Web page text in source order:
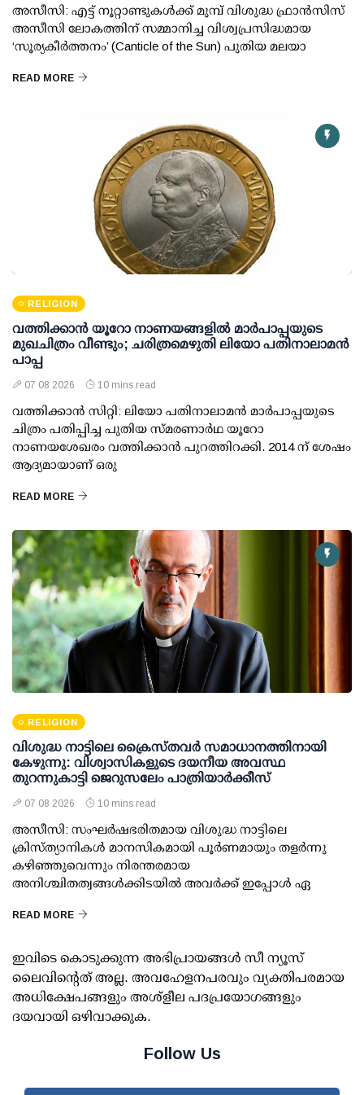
അസീസി: എട്ട് നൂറ്റാണ്ടുകൾക്ക് മുമ്പ് വിശുദ്ധ ഫ്രാൻസിസ്
അസീസി ലോകത്തിന് സമ്മാനിച്ച വിശ്വപ്രസിദ്ധമായ
‘സൂര്യകീർത്തനം’ (Canticle of the Sun) പുതിയ മലയാ
READ MORE
RELIGION
വത്തിക്കാൻ യൂറോ നാണയങ്ങളിൽ മാർപാപ്പയുടെ
മുഖചിത്രം വീണ്ടും; ചരിത്രമെഴുതി ലിയോ പതിനാലാമൻ
പാപ്പ
07 08 2026 10 mins read
വത്തിക്കാൻ സിറ്റി: ലിയോ പതിനാലാമൻ മാർപാപ്പയുടെ
ചിത്രം പതിപ്പിച്ച പുതിയ സ്മരണാർഥ യൂറോ
നാണയശേഖരം വത്തിക്കാൻ പുറത്തിറക്കി. 2014 ന് ശേഷം
ആദ്യമായാണ് ഒരു
READ MORE
RELIGION
വിശുദ്ധ നാട്ടിലെ ക്രൈസ്തവർ സമാധാനത്തിനായി
കേഴുന്നു: വിശ്വാസികളുടെ ദയനീയ അവസ്ഥ
തുറന്നുകാട്ടി ജെറുസലേം പാത്രിയാർക്കീസ്
07 08 2026 10 mins read
അസീസി: സംഘർഷഭരിതമായ വിശുദ്ധ നാട്ടിലെ
ക്രിസ്ത്യാനികൾ മാനസികമായി പൂർണമായും തളർന്നു
കഴിഞ്ഞുവെന്നും നിരന്തരമായ
അനിശ്ചിതത്വങ്ങൾക്കിടയിൽ അവർക്ക് ഇപ്പോൾ ഏ
READ MORE
ഇവിടെ കൊടുക്കുന്ന അഭിപ്രായങ്ങള്‍ സീ ന്യൂസ്
ലൈവിന്റെത് അല്ല. അവഹേളനപരവും വ്യക്തിപരമായ
അധിക്ഷേപങ്ങളും അശ്‌ളീല പദപ്രയോഗങ്ങളും
ദയവായി ഒഴിവാക്കുക.
Follow Us